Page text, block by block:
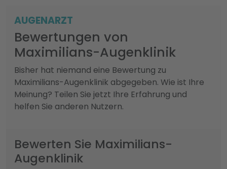
AUGENARZT
Bewertungen von
Maximilians-Augenklinik
Bisher hat niemand eine Bewertung zu
Maximilians-Augenklinik abgegeben. Wie ist Ihre
Meinung? Teilen Sie jetzt Ihre Erfahrung und
helfen Sie anderen Nutzern.
Bewerten Sie Maximilians-
Augenklinik